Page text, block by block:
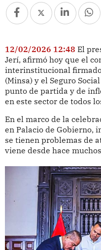
12/02/2026 12:48 El
Jerí, afirmó hoy que el
interinstitucional
(Minsa) y el Seguro
punto de partida y de
en este sector de todos
En el marco de la
en Palacio de Gobierno,
se tienen problemas de
viene desde hace